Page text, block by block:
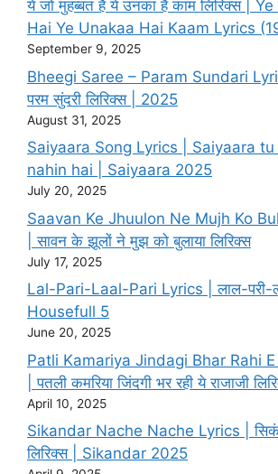
ये जो मुहब्बत है ये उनका है काम लिरिक्स |
Hai Ye Unakaa Hai Kaam Lyrics
September 9, 2025
Bheegi Saree – Param Sundari
परम सुंदरी लिरिक्स | 2025
August 31, 2025
Saiyaara Song Lyrics | Saiyaara
nahin hai | Saiyaara 2025
July 20, 2025
Saavan Ke Jhuulon Ne Mujh Ko
| सावन के झूलों ने मुझ को बुलाया लिरिक्स
July 17, 2025
Lal-Pari-Laal-Pari Lyrics | लाल-परी-
Housefull 5
June 20, 2025
Patli Kamariya Jindagi Bhar Rahi
| पतली कमरिया जिंदगी भर रही ये राजाजी
April 10, 2025
Sikandar Nache Nache Lyrics |
लिरिक्स | Sikandar 2025